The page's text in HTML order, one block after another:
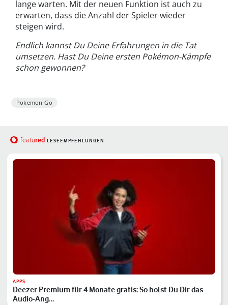
lange warten. Mit der neuen Funktion ist auch zu
erwarten, dass die Anzahl der Spieler wieder
steigen wird.
Endlich kannst Du Deine Erfahrungen in die Tat
umsetzen. Hast Du Deine ersten Pokémon-Kämpfe
schon gewonnen?
Pokemon-Go
featured LESEEMPFEHLUNGEN
APPS
Deezer Premium für 4 Monate gratis: So holst Du Dir das
Audio-Ang…